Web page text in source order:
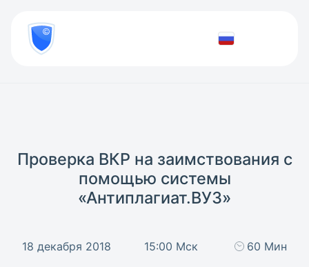
800
777-
81-Проверить
Проверка ВКР на заимствования с
помощью системы
«Антиплагиат.ВУЗ»
18 декабря 2018 15:00 Мск 60 Мин